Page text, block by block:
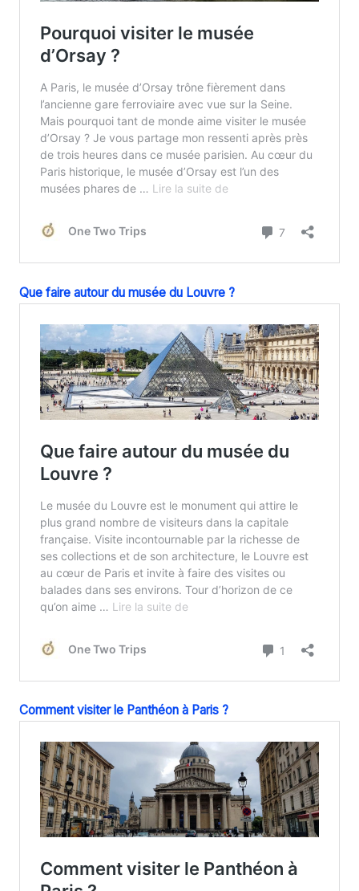
Que faire autour du musée du Louvre ?
Comment visiter le Panthéon à Paris ?